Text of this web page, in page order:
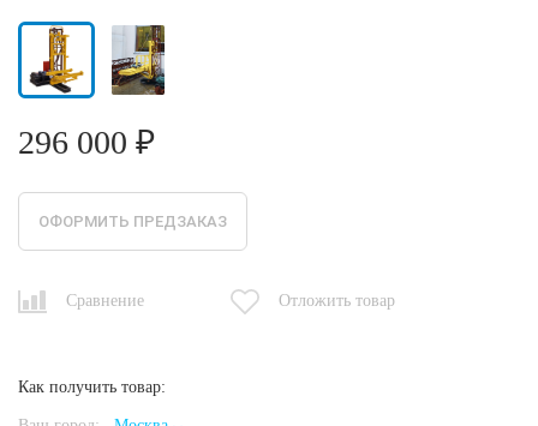
296 000 ₽
ОФОРМИТЬ ПРЕДЗАКАЗ
Сравнение Отложить товар
Как получить товар: